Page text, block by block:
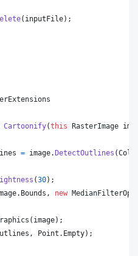
( inputFile) ;
Cartoonify(this RasterImage
= image.DetectOutlines (
(30) ;
. Bounds , new
( image) ;
, Point . Empty) ;